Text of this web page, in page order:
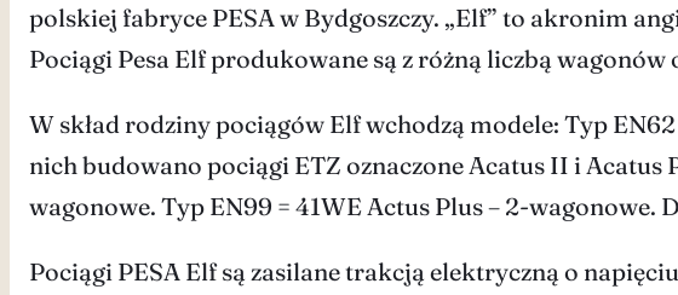
polskiej fabryce PESA w Bydgoszczy. „Elf” to akronim
Pociągi Pesa Elf produkowane są z różną liczbą
W skład rodziny pociągów Elf wchodzą modele: Typ
nich budowano pociągi ETZ oznaczone Acatus II i Acatus
wagonowe. Typ EN99 = 41WE Actus Plus – 2-
Pociągi PESA Elf są zasilane trakcją elektryczną o